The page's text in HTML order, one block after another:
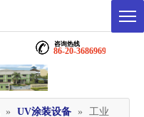
咨询热线
86-20-36869698
» UV涂装设备 »
工业